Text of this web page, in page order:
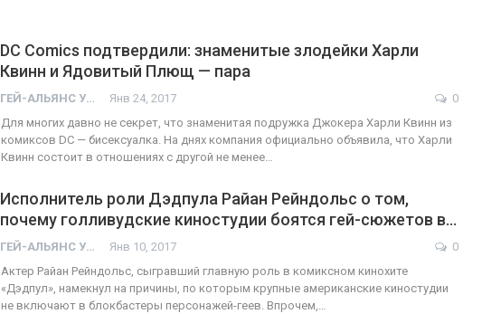
DC Comics подтвердили: знаменитые злодейки Харли
Квинн и Ядовитый Плющ — пара
ГЕЙ-АЛЬЯНС УКРАИНА Янв 24, 2017
0
Для многих давно не секрет, что знаменитая подружка Джокера Харли Квинн из
комиксов DC — бисексуалка. На днях компания официально объявила, что Харли
Квинн состоит в отношениях с другой не менее…
Исполнитель роли Дэдпула Райан Рейндольс о том,
почему голливудские киностудии боятся гей-сюжетов в…
ГЕЙ-АЛЬЯНС УКРАИНА Янв 10, 2017
0
Актер Райан Рейндольс, сыгравший главную роль в комиксном кинохите
«Дэдпул», намекнул на причины, по которым крупные американские киностудии
не включают в блокбастеры персонажей-геев. Впрочем,…